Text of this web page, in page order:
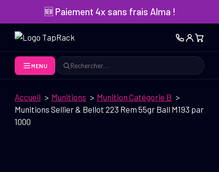
contenu
🆕 Paiement 4x sans frais Alma !
MENU
Rechercher
Accueil Munitions
Munition Catégorie B
Munitions Sellier & Bellot 223 Rem 55gr Ball M193 par
1000